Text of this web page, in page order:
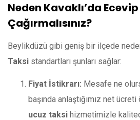
Neden Kavaklı’da
Çağırmalısınız?
Beylikdüzü gibi geniş bir ilçede
Taksi standartları şunları sağlar:
Fiyat İstikrarı: Mesafe ne
başında anlaştığımız net
ucuz taksi hizmetimizle